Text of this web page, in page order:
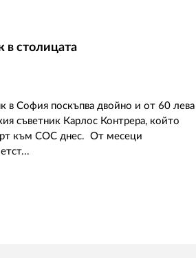
в столицата
София поскъпва двойно и от 60 лева
съветник Карлос Контрера, който
към СОС днес. От месеци